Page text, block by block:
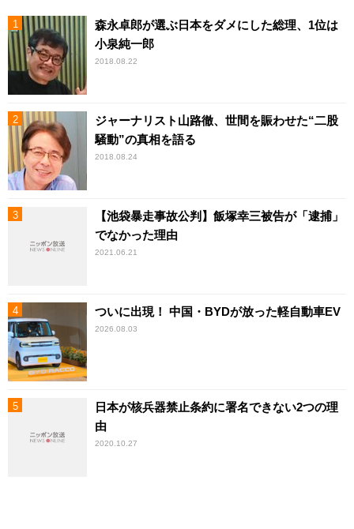
森永卓郎が選ぶ日本をダメにした総理、1位は
小泉純一郎
2018.08.22
ジャーナリスト山路徹、世間を賑わせた“二股
騒動”の真相を語る
2018.08.24
【池袋暴走事故公判】飯塚幸三被告が「逮捕」
でなかった理由
2021.06.21
ついに出現！ 中国・BYDが放った軽自動車EV
2026.08.03
日本が核兵器禁止条約に署名できない2つの理
由
2020.10.27